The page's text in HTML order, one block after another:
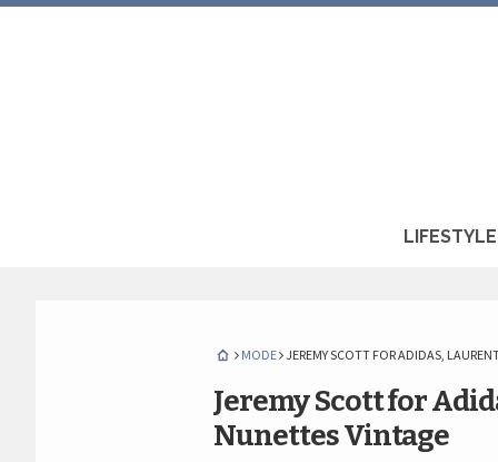
LIFESTYLE
MODE JEREMY SCOTT FOR ADIDAS,
Jeremy Scott for
Nunettes Vintage